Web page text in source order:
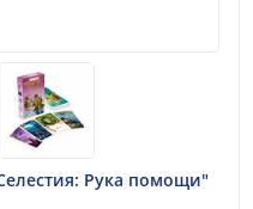
Рука помощи"